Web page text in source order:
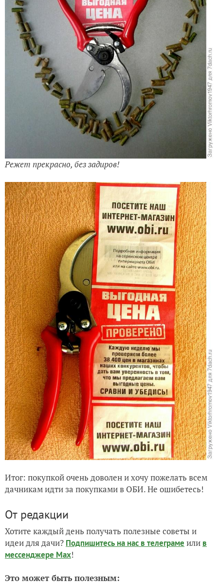
Режет прекрасно, без задиров!
Итог: покупкой очень доволен и хочу пожелать всем
дачникам идти за покупками в ОБИ. Не ошибетесь!
От редакции
Хотите каждый день получать полезные советы и
идеи для дачи? Подпишитесь на нас в телеграме или в
мессенджере Max!
Это может быть полезным: